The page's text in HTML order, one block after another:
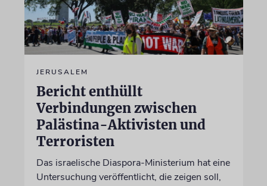
JERUSALEM
Bericht enthüllt
Verbindungen zwischen
Palästina-Aktivisten und
Terroristen
Das israelische Diaspora-Ministerium hat eine
Untersuchung veröffentlicht, die zeigen soll,